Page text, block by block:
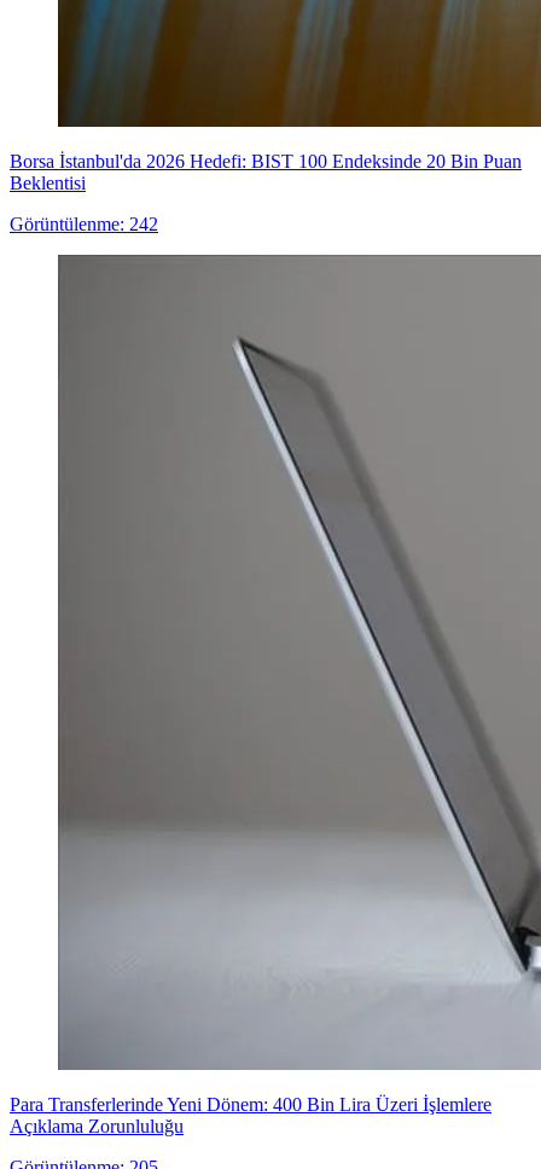
Borsa İstanbul'da 2026 Hedefi: BIST 100 Endeksinde 20 Bin Puan
Beklentisi
Görüntülenme: 242
Para Transferlerinde Yeni Dönem: 400 Bin Lira Üzeri İşlemlere
Açıklama Zorunluluğu